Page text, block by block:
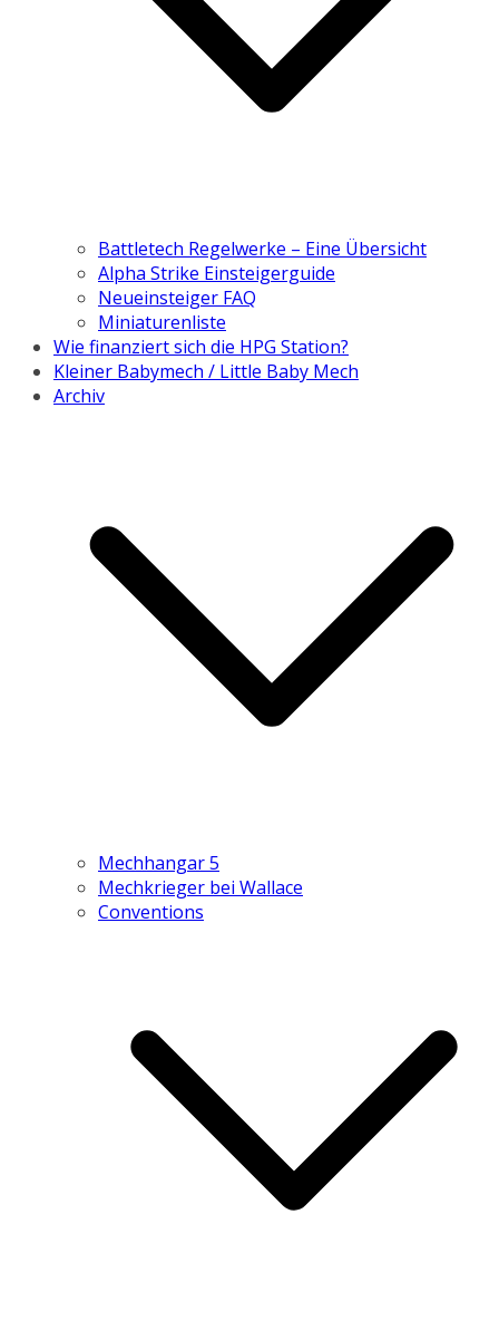
Battletech Regelwerke – Eine Übersicht
Alpha Strike Einsteigerguide
Neueinsteiger FAQ
Miniaturenliste
Wie finanziert sich die HPG Station?
Kleiner Babymech / Little Baby Mech
Archiv
Mechhangar 5
Mechkrieger bei Wallace
Conventions